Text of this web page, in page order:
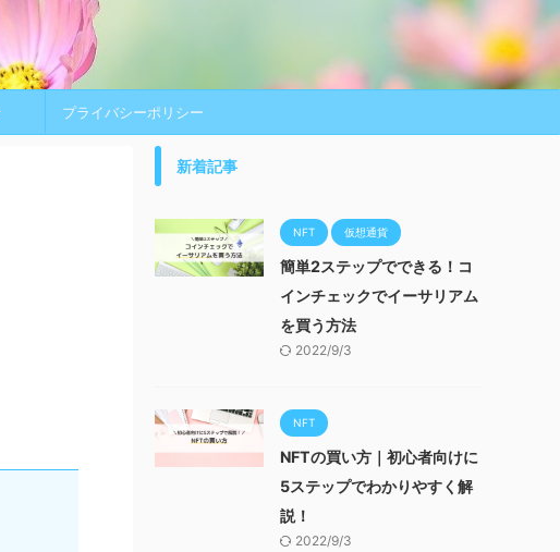
プライバシーポリシー
新着記事
NFT 仮想通貨
簡単2ステップでできる！コ
インチェックでイーサリアム
を買う方法
2022/9/3
NFT
NFTの買い方｜初心者向けに
5ステップでわかりやすく解
説！
2022/9/3